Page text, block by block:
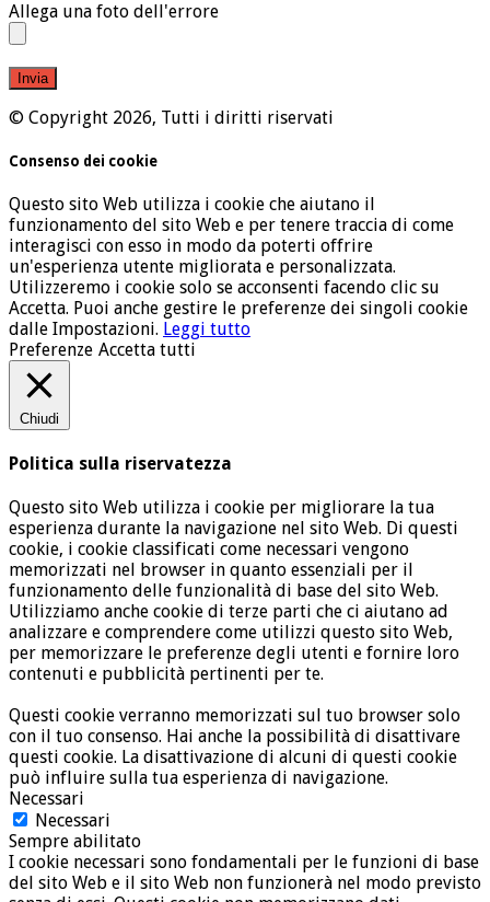
Allega una foto dell'errore
© Copyright 2026, Tutti i diritti riservati
Consenso dei cookie
Questo sito Web utilizza i cookie che aiutano il
funzionamento del sito Web e per tenere traccia di come
interagisci con esso in modo da poterti offrire
un'esperienza utente migliorata e personalizzata.
Utilizzeremo i cookie solo se acconsenti facendo clic su
Accetta. Puoi anche gestire le preferenze dei singoli cookie
dalle Impostazioni. Leggi tutto
Preferenze Accetta tutti
Chiudi
Politica sulla riservatezza
Questo sito Web utilizza i cookie per migliorare la tua
esperienza durante la navigazione nel sito Web. Di questi
cookie, i cookie classificati come necessari vengono
memorizzati nel browser in quanto essenziali per il
funzionamento delle funzionalità di base del sito Web.
Utilizziamo anche cookie di terze parti che ci aiutano ad
analizzare e comprendere come utilizzi questo sito Web,
per memorizzare le preferenze degli utenti e fornire loro
contenuti e pubblicità pertinenti per te.
Questi cookie verranno memorizzati sul tuo browser solo
con il tuo consenso. Hai anche la possibilità di disattivare
questi cookie. La disattivazione di alcuni di questi cookie
può influire sulla tua esperienza di navigazione.
Necessari
Necessari
Sempre abilitato
I cookie necessari sono fondamentali per le funzioni di base
del sito Web e il sito Web non funzionerà nel modo previsto